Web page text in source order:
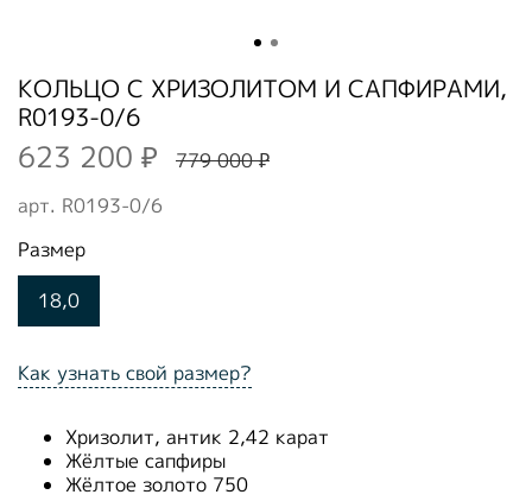
арт. R0193-0/6
КОЛЬЦО С ХРИЗОЛИТОМ И САПФИРАМИ,
R0193-0/6
623 200 ₽ 779 000 ₽
Как узнать свой размер?
Размер
18,0
Хризолит, антик 2,42 карат
Жёлтые сапфиры
Жёлтое золото 750